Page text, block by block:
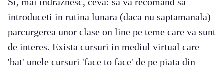
Si, mai indraznesc, ceva: sa va recomand sa
introduceti in rutina lunara (daca nu saptamanala)
parcurgerea unor clase on line pe teme care va sunt
de interes. Exista cursuri in mediul virtual care
'bat' unele cursuri 'face to face' de pe piata din